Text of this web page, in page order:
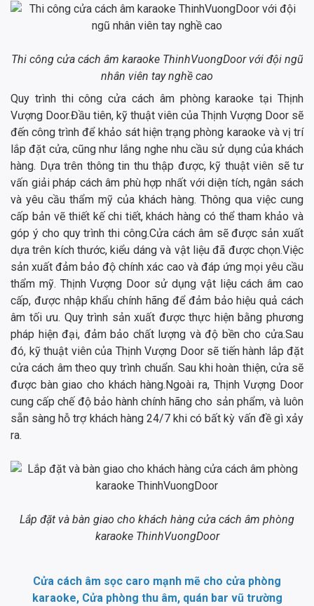
Thi công cửa cách âm karaoke ThinhVuongDoor với đội ngũ
nhân viên tay nghề cao
Quy trình thi công cửa cách âm phòng karaoke tại Thịnh
Vượng Door.Đầu tiên, kỹ thuật viên của Thịnh Vượng Door sẽ
đến công trình để khảo sát hiện trạng phòng karaoke và vị trí
lắp đặt cửa, cũng như lắng nghe nhu cầu sử dụng của khách
hàng. Dựa trên thông tin thu thập được, kỹ thuật viên sẽ tư
vấn giải pháp cách âm phù hợp nhất với diện tích, ngân sách
và yêu cầu thẩm mỹ của khách hàng. Thông qua việc cung
cấp bản vẽ thiết kế chi tiết, khách hàng có thể tham khảo và
góp ý cho quy trình thi công.Cửa cách âm sẽ được sản xuất
dựa trên kích thước, kiểu dáng và vật liệu đã được chọn.Việc
sản xuất đảm bảo độ chính xác cao và đáp ứng mọi yêu cầu
thẩm mỹ. Thịnh Vượng Door sử dụng vật liệu cách âm cao
cấp, được nhập khẩu chính hãng để đảm bảo hiệu quả cách
âm tối ưu. Quy trình sản xuất được thực hiện bằng phương
pháp hiện đại, đảm bảo chất lượng và độ bền cho cửa.Sau
đó, kỹ thuật viên của Thịnh Vượng Door sẽ tiến hành lắp đặt
cửa cách âm theo quy trình chuẩn. Sau khi hoàn thiện, cửa sẽ
được bàn giao cho khách hàng.Ngoài ra, Thịnh Vượng Door
cung cấp chế độ bảo hành chính hãng cho sản phẩm, và luôn
sẵn sàng hỗ trợ khách hàng 24/7 khi có bất kỳ vấn đề gì xảy
ra.
Lắp đặt và bàn giao cho khách hàng cửa cách âm phòng
karaoke ThinhVuongDoor
Cửa cách âm sọc caro mạnh mẽ cho cửa phòng
karaoke, Cửa phòng thu âm, quán bar vũ trường